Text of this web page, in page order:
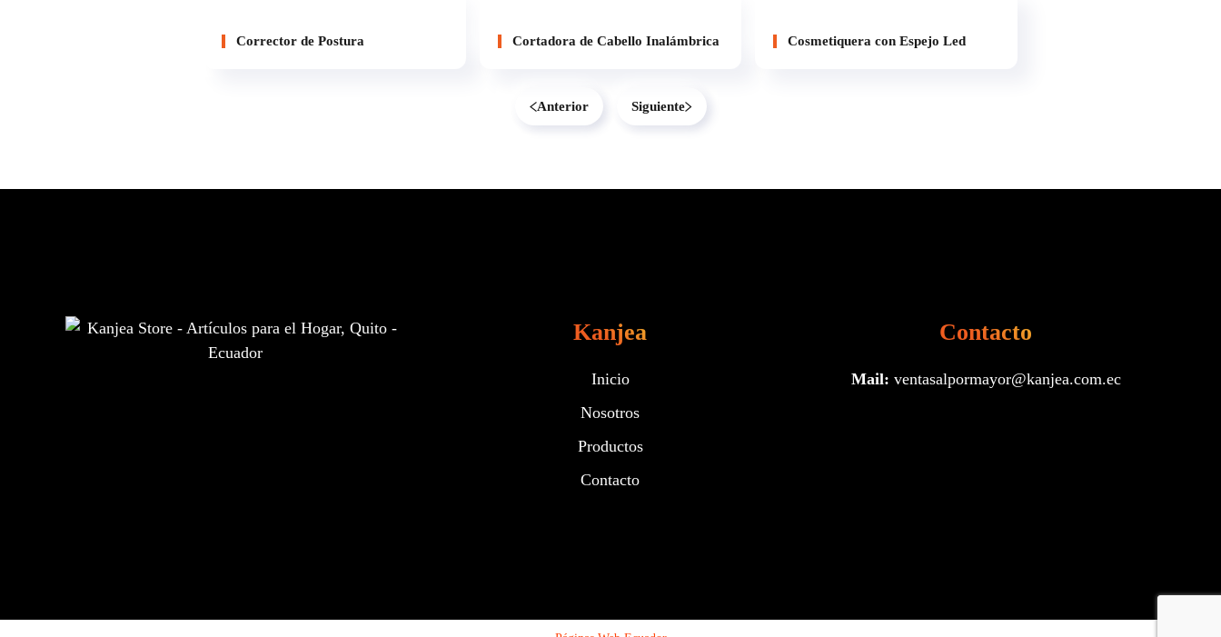
Corrector de Postura Cortadora de Cabello Inalámbrica Cosmetiquera con Espejo Led
Anterior Siguiente
Kanjea
Inicio
Nosotros
Productos
Contacto
Contacto
Mail: ventasalpormayor@kanjea.com.ec